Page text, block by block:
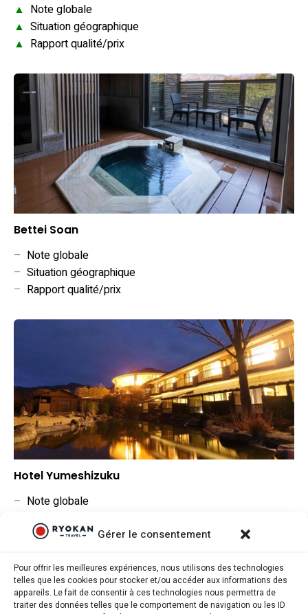
Gérer le consentement
Pour offrir les meilleures expériences, nous utilisons des technologies
telles que les cookies pour stocker et/ou accéder aux informations des
appareils. Le fait de consentir à ces technologies nous permettra de
traiter des données telles que le comportement de navigation ou les ID
▲ Note globale
▲ Situation géographique
▲ Rapport qualité/prix
Bettei Soan
– Note globale
– Situation géographique
– Rapport qualité/prix
Hotel Yumeshizuku
– Note globale
Rapport qualité/prix